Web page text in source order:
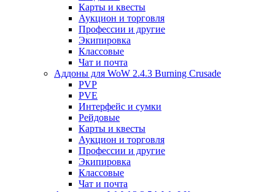
Карты и квесты
Аукцион и торговля
Профессии и другие
Экипировка
Классовые
Чат и почта
Аддоны для WoW 2.4.3 Burning Crusade
PVP
PVE
Интерфейс и сумки
Рейдовые
Карты и квесты
Аукцион и торговля
Профессии и другие
Экипировка
Классовые
Чат и почта